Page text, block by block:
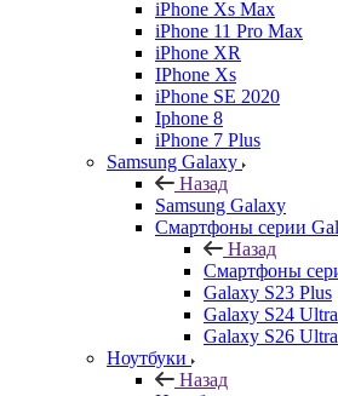
iPhone Xs Max
iPhone 11 Pro Max
iPhone XR
IPhone Xs
iPhone SE 2020
Iphone 8
iPhone 7 Plus
Samsung Galaxy
Назад
Samsung Galaxy
Смартфоны серии
Назад
Смартфоны
Galaxy S23 Plus
Galaxy S24 Ultra
Galaxy S26 Ultra
Ноутбуки
Назад